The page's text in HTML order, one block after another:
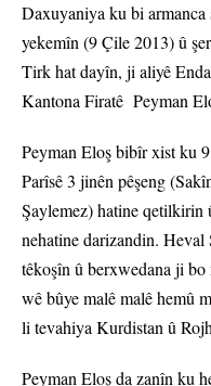
Daxuyaniya ku bi armanca
yekemîn (9 Çile 2013) û
Tirk hat dayîn, ji aliyê
Kantona Firatê Peyman
Peyman Eloş bibîr xist ku
Parîsê 3 jinên pêşeng
Şaylemez) hatine qetilkirin
nehatine darizandin.
têkoşîn û berxwedana ji
wê bûye malê malê hemû
li tevahiya Kurdistan û
Peyman Eloş da zanîn ku